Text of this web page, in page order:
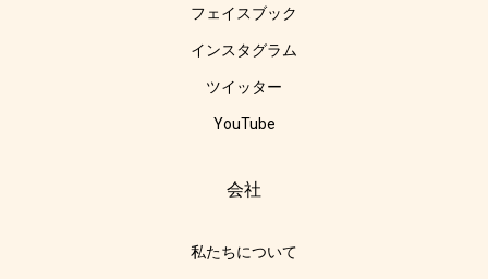
フェイスブック
インスタグラム
ツイッター
YouTube
会社
私たちについて